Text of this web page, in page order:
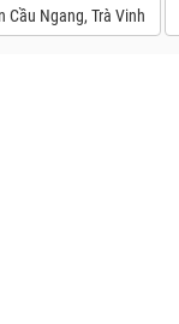
Cầu Ngang, Trà Vinh